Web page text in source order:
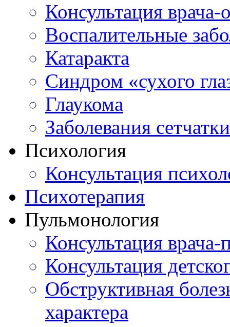
Консультация врача-
Воспалительные
Катаракта
Синдром «сухого
Глаукома
Заболевания сетчатки
Психология
Консультация
Психотерапия
Пульмонология
Консультация врача-
Консультация
Обструктивная
характера